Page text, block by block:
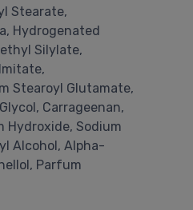
Stearate,
Hydrogenated
Silylate,
Stearoyl Glutamate,
Carrageenan,
Hydroxide, Sodium
Alcohol, Alpha-
Parfum